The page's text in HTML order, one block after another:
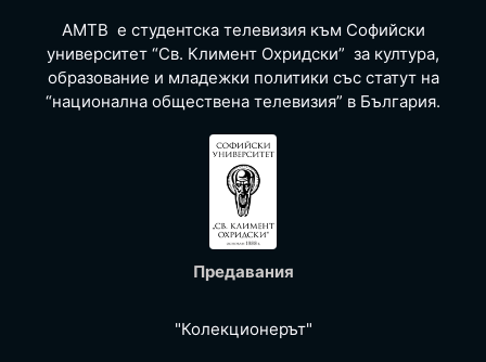
АМТВ е студентска телевизия към Софийски
университет “Св. Климент Охридски” за култура,
образование и младежки политики със статут на
“национална обществена телевизия” в България.
Предавания
"Колекционерът"